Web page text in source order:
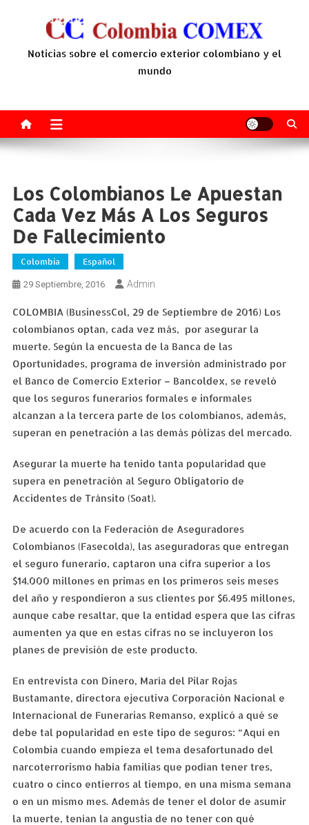
Noticias sobre el comercio exterior colombiano y el
mundo
Los Colombianos Le Apuestan
Cada Vez Más A Los Seguros
De Fallecimiento
Colombia Español
29 Septiembre, 2016 Admin
COLOMBIA (BusinessCol, 29 de Septiembre de 2016) Los
colombianos optan, cada vez más, por asegurar la
muerte. Según la encuesta de la Banca de las
Oportunidades, programa de inversión administrado por
el Banco de Comercio Exterior – Bancoldex, se reveló
que los seguros funerarios formales e informales
alcanzan a la tercera parte de los colombianos, además,
superan en penetración a las demás pólizas del mercado.
Asegurar la muerte ha tenido tanta popularidad que
supera en penetración al Seguro Obligatorio de
Accidentes de Tránsito (Soat).
De acuerdo con la Federación de Aseguradores
Colombianos (Fasecolda), las aseguradoras que entregan
el seguro funerario, captaron una cifra superior a los
$14.000 millones en primas en los primeros seis meses
del año y respondieron a sus clientes por $6.495 millones,
aunque cabe resaltar, que la entidad espera que las cifras
aumenten ya que en estas cifras no se incluyeron los
planes de previsión de este producto.
En entrevista con Dinero, María del Pilar Rojas
Bustamante, directora ejecutiva Corporación Nacional e
Internacional de Funerarias Remanso, explicó a qué se
debe tal popularidad en este tipo de seguros: “Aquí en
Colombia cuando empieza el tema desafortunado del
narcoterrorismo había familias que podían tener tres,
cuatro o cinco entierros al tiempo, en una misma semana
o en un mismo mes. Además de tener el dolor de asumir
la muerte, tenían la angustia de no tener con qué